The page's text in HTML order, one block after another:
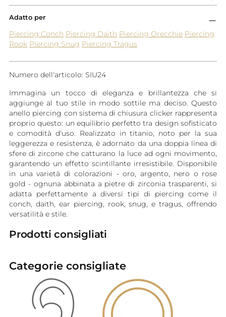
Adatto per
Piercing Conch Piercing Daith Piercing Orecchie Piercing
Rook Piercing Snug Piercing Tragus
Numero dell'articolo: SIU24
Immagina un tocco di eleganza e brillantezza che si
aggiunge al tuo stile in modo sottile ma deciso. Questo
anello piercing con sistema di chiusura clicker rappresenta
proprio questo: un equilibrio perfetto tra design sofisticato
e comodità d'uso. Realizzato in titanio, noto per la sua
leggerezza e resistenza, è adornato da una doppia linea di
sfere di zircone che catturano la luce ad ogni movimento,
garantendo un effetto scintillante irresistibile. Disponibile
in una varietà di colorazioni - oro, argento, nero o rose
gold - ognuna abbinata a pietre di zirconia trasparenti, si
adatta perfettamente a diversi tipi di piercing come il
conch, daith, ear piercing, rook, snug, e tragus, offrendo
versatilità e stile.
Prodotti consigliati
Categorie consigliate